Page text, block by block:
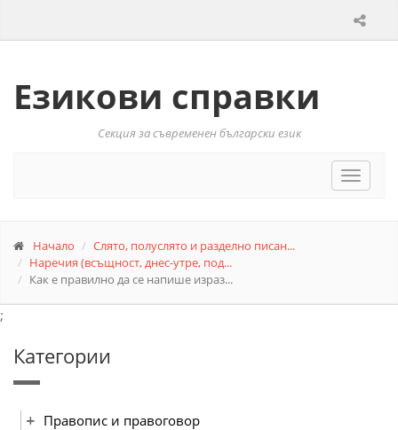
Езикови справки
Секция за съвременен български език
Toggle
Начало
Слято, полуслято и разделно писан...
Наречия (всъщност, днес-утре, под...
Как е правилно да се напише израз...
;
Категории
Правопис и правоговор